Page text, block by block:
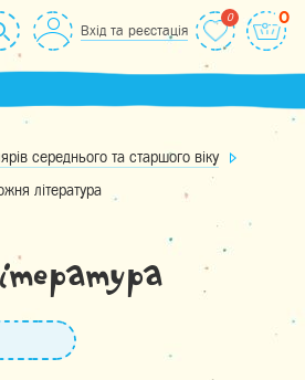
Вхід та реєстація
0
середнього та старшого віку
література